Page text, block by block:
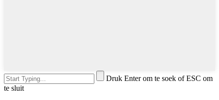
Druk Enter om te soek of ESC om
te sluit